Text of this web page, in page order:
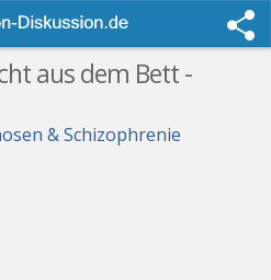
aus dem Bett -
& Schizophrenie